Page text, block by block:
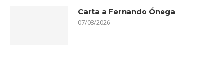
Carta a Fernando Ónega
07/08/2026